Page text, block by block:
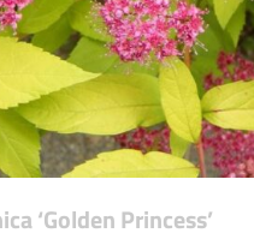
‘Golden Princess’